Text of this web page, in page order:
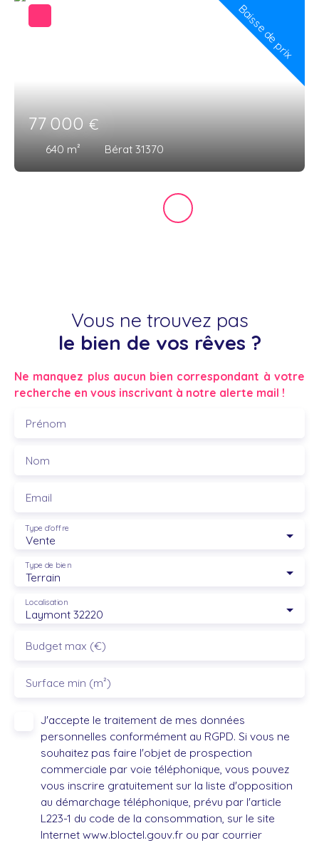
77 000€
640 m² Bérat 31370
Baisse de prix
Vous ne trouvez pas
le bien de vos rêves ?
Ne manquez plus aucun bien correspondant à votre
recherche en vous inscrivant à notre alerte mail !
Prénom
Nom
Email
Vente
Type d'offre
Terrain
Type de bien
Laymont 32220
Localisation
Budget max (€)
Surface min (m²)
J'accepte le traitement de mes données
personnelles conformément au RGPD. Si vous ne
souhaitez pas faire l'objet de prospection
commerciale par voie téléphonique, vous pouvez
vous inscrire gratuitement sur la liste d'opposition
au démarchage téléphonique, prévu par l'article
L223-1 du code de la consommation, sur le site
Internet www.bloctel.gouv.fr ou par courrier